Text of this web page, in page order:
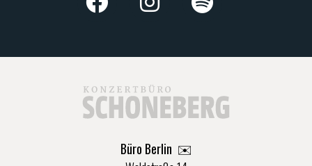
Büro Berlin ✉️